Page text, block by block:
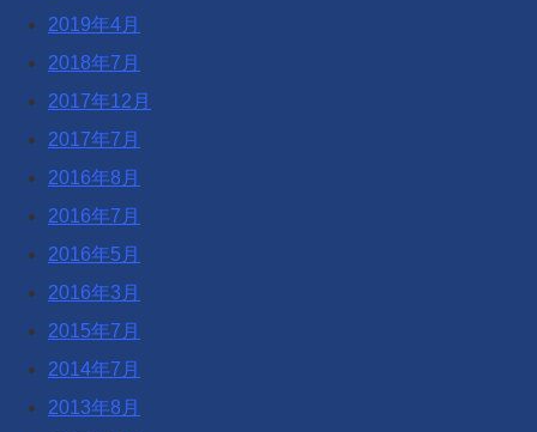
2019年4月
2018年7月
2017年12月
2017年7月
2016年8月
2016年7月
2016年5月
2016年3月
2015年7月
2014年7月
2013年8月